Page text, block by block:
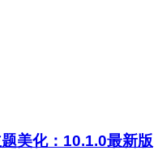
美化：10.1.0最新版